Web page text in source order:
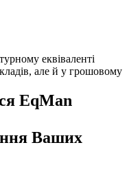
еквіваленті
але й у грошовому
EqMan
Ваших